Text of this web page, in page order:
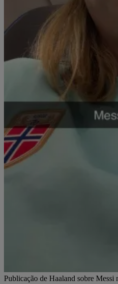
Publicação de Haaland sobre Messi